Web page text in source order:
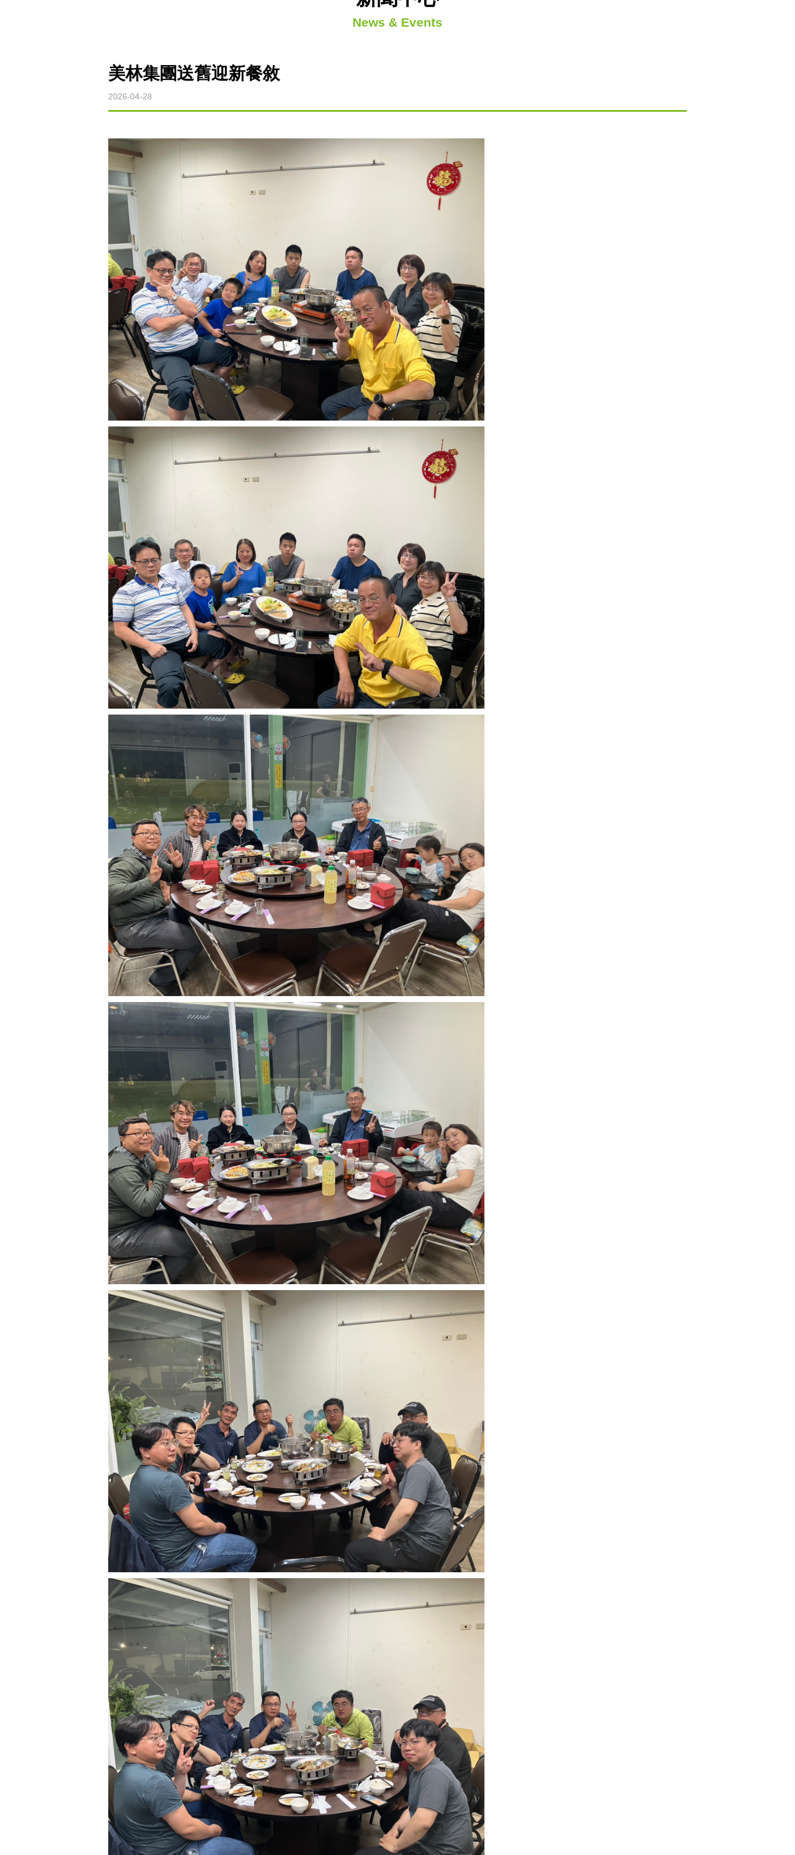
News & Events
美林集團送舊迎新餐敘
2026-04-28